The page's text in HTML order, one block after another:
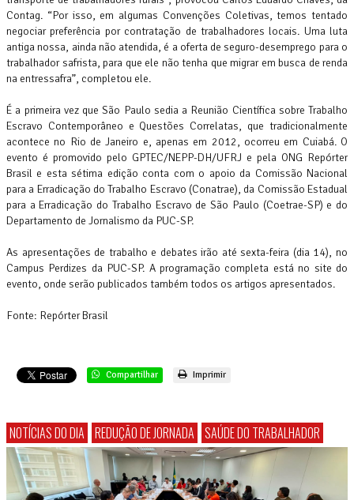
Contag. “Por isso, em algumas Convenções Coletivas, temos tentado
negociar preferência por contratação de trabalhadores locais. Uma luta
antiga nossa, ainda não atendida, é a oferta de seguro-desemprego para o
trabalhador safrista, para que ele não tenha que migrar em busca de renda
na entressafra”, completou ele.
É a primeira vez que São Paulo sedia a Reunião Científica sobre Trabalho
Escravo Contemporâneo e Questões Correlatas, que tradicionalmente
acontece no Rio de Janeiro e, apenas em 2012, ocorreu em Cuiabá. O
evento é promovido pelo GPTEC/NEPP-DH/UFRJ e pela ONG Repórter
Brasil e esta sétima edição conta com o apoio da Comissão Nacional
para a Erradicação do Trabalho Escravo (Conatrae), da Comissão Estadual
para a Erradicação do Trabalho Escravo de São Paulo (Coetrae-SP) e do
Departamento de Jornalismo da PUC-SP.
As apresentações de trabalho e debates irão até sexta-feira (dia 14), no
Campus Perdizes da PUC-SP. A programação completa está no site do
evento, onde serão publicados também todos os artigos apresentados.
Fonte: Repórter Brasil
Compartilhar Imprimir
NOTÍCIAS DO DIA REDUÇÃO DE JORNADA SAÚDE DO TRABALHADOR